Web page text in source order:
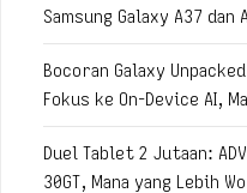
Samsung Galaxy A37 dan
Bocoran Galaxy
Fokus ke On-Device AI,
Duel Tablet 2 Jutaan:
30GT, Mana yang Lebih